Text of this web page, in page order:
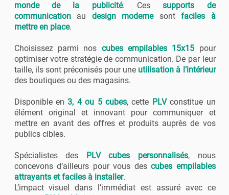
monde de la publicité. Cessupports de
communication au design modernesont faciles à
mettre en place.
Choisissez parmi nos cubes empilables 15x15 pour
optimiser votre stratégie de communication. De par leur
taille, ils sont préconisés pour une utilisation à l’intérieur
des boutiques ou des magasins.
Disponible en3, 4 ou 5 cubes, cette PLVconstitue un
élément original et innovant pour communiquer et
mettre en avant des offres et produits auprès de vos
publics cibles.
Spécialistes des PLV cubes personnalisés, nous
concevons d’ailleurs pour vous des cubes empilables
attrayants et faciles à installer.
L’impact visuel dans l’immédiat est assuré avec ce